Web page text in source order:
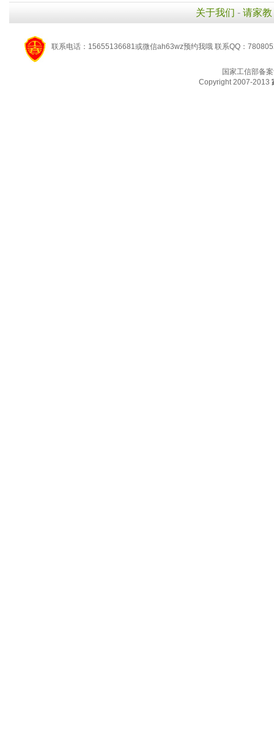
关于我们 - 请家教
联系电话：15655136681或微信ah63wz预约我哦 联系QQ：
国家工信部备
Copyright 2007-2013